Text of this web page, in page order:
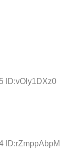
ID:vOly1DXz0
ID:rZmppAbpM